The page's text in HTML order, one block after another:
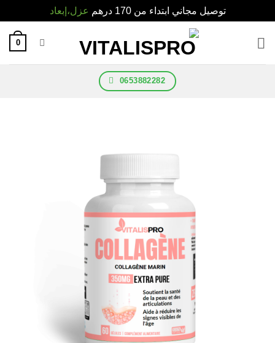
توصيل مجاني ابتداء من 170 درهم عزل،إبعاد
0653882282